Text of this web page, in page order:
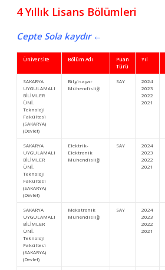
4 Yıllık Lisans Bölümleri
Cepte Sola kaydır ←
Üniversite Bölüm Adı
Puan
Türü
Yıl
SAKARYA
UYGULAMALI
BİLİMLER
ÜNİ.
Teknoloji
Fakültesi
(SAKARYA)
(Devlet)
Bilgisayar
Mühendisliği
SAY
2024
2023
2022
2021
SAKARYA
UYGULAMALI
BİLİMLER
ÜNİ.
Teknoloji
Fakültesi
(SAKARYA)
(Devlet)
Elektrik-
Elektronik
Mühendisliği
SAY
2024
2023
2022
2021
SAKARYA
UYGULAMALI
BİLİMLER
ÜNİ.
Teknoloji
Fakültesi
(SAKARYA)
(Devlet)
Mekatronik
Mühendisliği
SAY
2024
2023
2022
2021